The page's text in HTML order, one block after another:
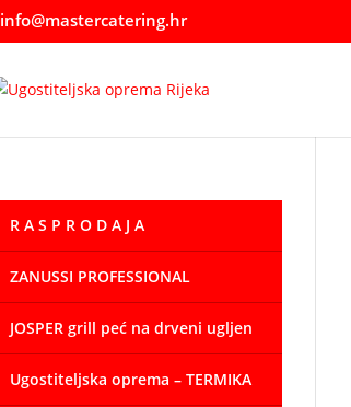
info@mastercatering.hr
R A S P R O D A J A
ZANUSSI PROFESSIONAL
JOSPER grill peć na drveni ugljen
Ugostiteljska oprema – TERMIKA